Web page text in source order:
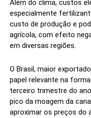
Além do clima, custos
especialmente
custo de produção e
agrícola, com efeito
em diversas regiões.
O Brasil, maior
papel relevante na
terceiro trimestre do
pico da moagem da
aproximar os preços do